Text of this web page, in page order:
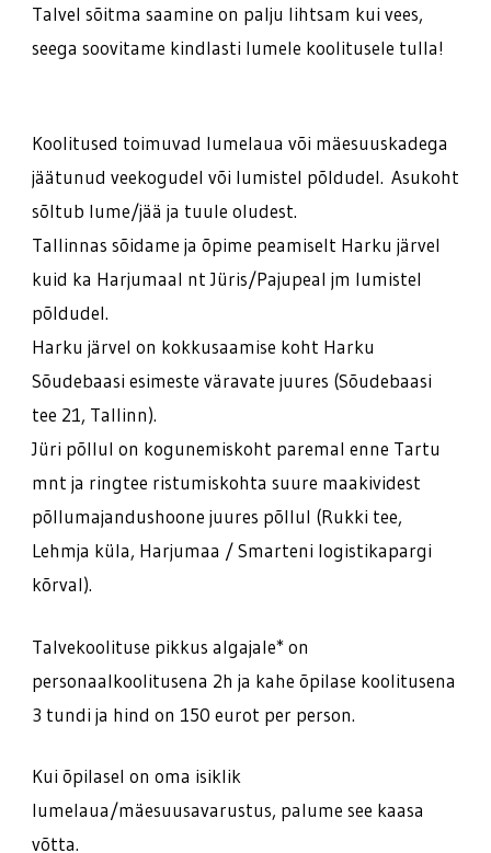
Talvel sõitma saamine on palju lihtsam kui vees,
seega soovitame kindlasti lumele koolitusele tulla!
Koolitused toimuvad lumelaua või mäesuuskadega
jäätunud veekogudel või lumistel põldudel. Asukoht
sõltub lume/jää ja tuule oludest.
Tallinnas sõidame ja õpime peamiselt Harku järvel
kuid ka Harjumaal nt Jüris/Pajupeal jm lumistel
põldudel.
Harku järvel on kokkusaamise koht Harku
Sõudebaasi esimeste väravate juures (Sõudebaasi
tee 21, Tallinn).
Jüri põllul on kogunemiskoht paremal enne Tartu
mnt ja ringtee ristumiskohta suure maakividest
põllumajandushoone juures põllul (Rukki tee,
Lehmja küla, Harjumaa / Smarteni logistikapargi
kõrval).
Talvekoolituse pikkus algajale* on
personaalkoolitusena 2h ja kahe õpilase koolitusena
3 tundi ja hind on 150 eurot per person.
Kui õpilasel on oma isiklik
lumelaua/mäesuusavarustus, palume see kaasa
võtta.